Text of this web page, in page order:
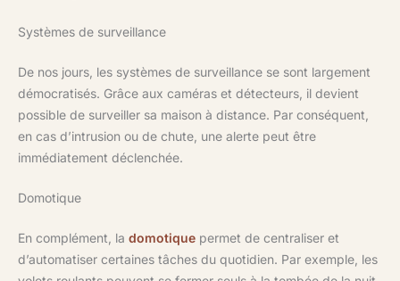
Systèmes de surveillance
De nos jours, les systèmes de surveillance se sont largement
démocratisés. Grâce aux caméras et détecteurs, il devient
possible de surveiller sa maison à distance. Par conséquent,
en cas d’intrusion ou de chute, une alerte peut être
immédiatement déclenchée.
Domotique
En complément, la domotique permet de centraliser et
d’automatiser certaines tâches du quotidien. Par exemple, les